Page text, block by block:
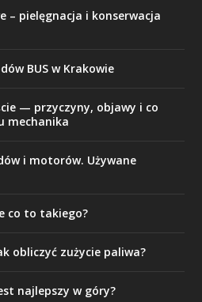
– pielęgnacja i konserwacja
BUS w Krakowie
— przyczyny, objawy i co
mechanika
i motorów. Używane
co to takiego?
obliczyć zużycie paliwa?
najlepszy w góry?